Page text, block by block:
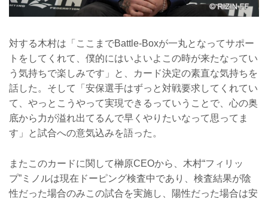
対する木村は「ここまでBattle-Boxが一丸となってサポー
トをしてくれて、僕的にはいよいよこの時が来たなってい
う気持ちで楽しみです」と、カード決定の素直な気持ちを
話した。そして「安保選手はずっと対戦要求してくれてい
て、やっとこうやって実現できるっていうことで、心の奥
底から力が溢れ出てるんで早くやりたいなって思ってま
す」と試合への意気込みを語った。
またこのカードに関して榊原CEOから、木村“フィリッ
プ”ミノルは現在ドーピング検査中であり、検査結果が陰
性だった場合のみこの試合を実施し、陽性だった場合は安